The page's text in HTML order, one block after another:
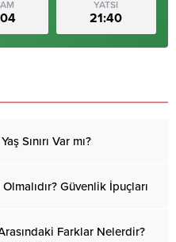
YATSI
21:40
Sınırı Var mı?
Güvenlik İpuçları
Farklar Nelerdir?